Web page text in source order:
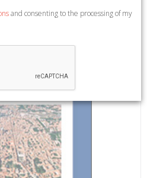
and consenting to the processing of my